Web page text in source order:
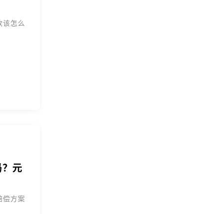
该怎么
元
偿方案